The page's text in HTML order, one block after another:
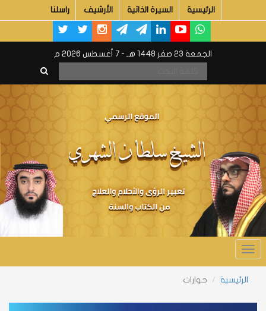
الرئيسية السيرة الذاتية الأرشيف راسلنا
الجمعة 23 صفر 1448 هـ - 7 أغسطس 2026 م
الرئيسية حوارات